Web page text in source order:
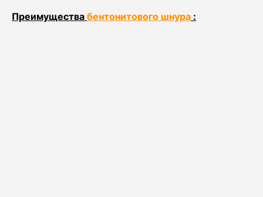
Преимущества бентонитового шнура :